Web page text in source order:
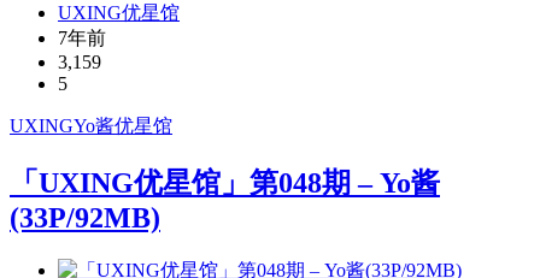
UXING优星馆
7年前
3,159
5
UXINGYo酱优星馆
「UXING优星馆」第048期 – Yo酱
(33P/92MB)